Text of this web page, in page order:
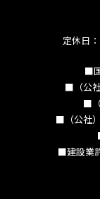
定休日
■
■（公
■
■（公社
■建設業